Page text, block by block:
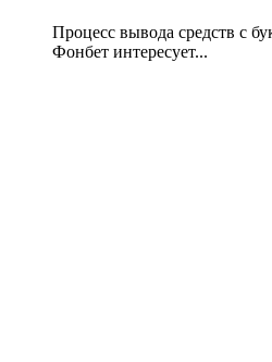
Процесс вывода средств с
Фонбет интересует...